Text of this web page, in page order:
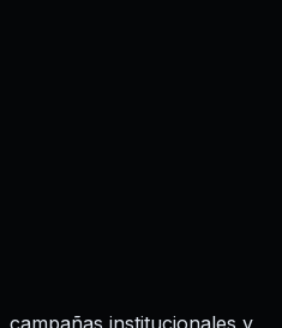
institucionales y